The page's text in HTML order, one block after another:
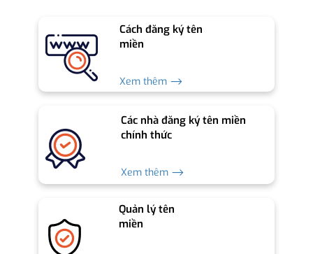
Cách đăng ký tên
miền
Xem thêm ⟶
Các nhà đăng ký tên miền
chính thức
Xem thêm ⟶
Quản lý tên
miền